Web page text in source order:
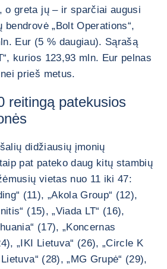
o greta jų – ir sparčiai augusi
„Bolt Operations“,
Eur (5 % daugiau). Sąrašą
kurios 123,93 mln. Eur pelnas
prieš metus.
reitingą patekusios
didžiausių įmonių
pat pateko daug kitų stambių
vietas nuo 11 iki 47:
(11), „Akola Group“ (12),
(15), „Viada LT“ (16),
(17), „Koncernas
„IKI Lietuva“ (26), „Circle K
(28), „MG Grupė“ (29),